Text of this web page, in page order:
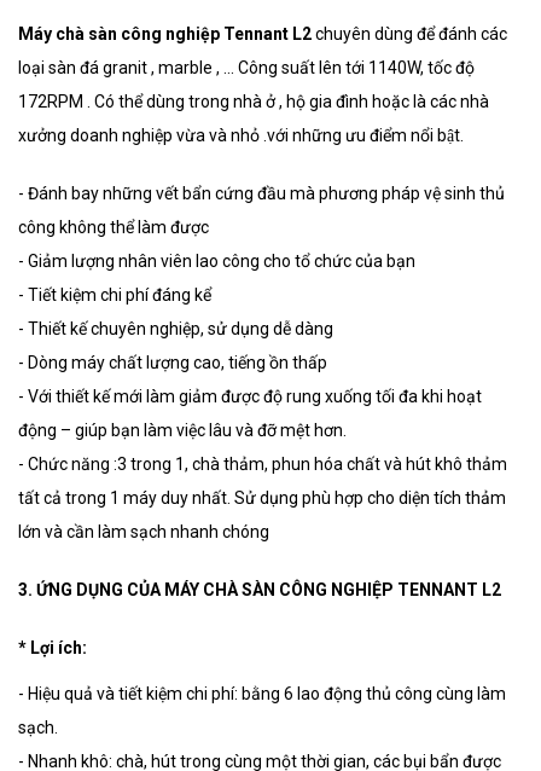
Máy chà sàn công nghiệp Tennant L2chuyên dùng để đánh các
loại sàn đá granit , marble , ... Công suất lên tới 1140W, tốc độ
172RPM . Có thể dùng trong nhà ở , hộ gia đình hoặc là các nhà
xưởng doanh nghiệp vừa và nhỏ .với những ưu điểm nổi bật.
- Đánh bay những vết bẩn cứng đầu mà phương pháp vệ sinh thủ
công không thể làm được
- Giảm lượng nhân viên lao công cho tổ chức của bạn
- Tiết kiệm chi phí đáng kể
- Thiết kế chuyên nghiệp, sử dụng dễ dàng
- Dòng máy chất lượng cao, tiếng ồn thấp
- Với thiết kế mới làm giảm được độ rung xuống tối đa khi hoạt
động – giúp bạn làm việc lâu và đỡ mệt hơn.
- Chức năng :3 trong 1, chà thảm, phun hóa chất và hút khô thảm
tất cả trong 1 máy duy nhất. Sử dụng phù hợp cho diện tích thảm
lớn và cần làm sạch nhanh chóng
3. ỨNG DỤNG CỦA MÁY CHÀ SÀN CÔNG NGHIỆP TENNANT L2
* Lợi ích:
- Hiệu quả và tiết kiệm chi phí: bằng 6 lao động thủ công cùng làm
sạch.
- Nhanh khô: chà, hút trong cùng một thời gian, các bụi bẩn được